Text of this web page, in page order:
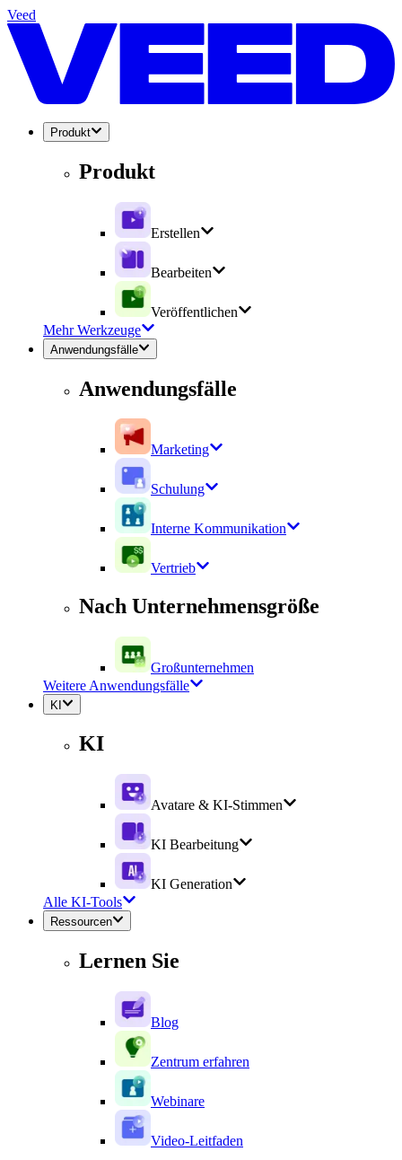
Veed
Produkt
Produkt
Erstellen
Bearbeiten
Veröffentlichen
Mehr Werkzeuge
Anwendungsfälle
Anwendungsfälle
Marketing
Schulung
Interne Kommunikation
Vertrieb
Nach Unternehmensgröße
Großunternehmen
Weitere Anwendungsfälle
KI
KI
Avatare & KI-Stimmen
KI Bearbeitung
KI Generation
Alle KI-Tools
Ressourcen
Lernen Sie
Blog
Zentrum erfahren
Webinare
Video-Leitfaden